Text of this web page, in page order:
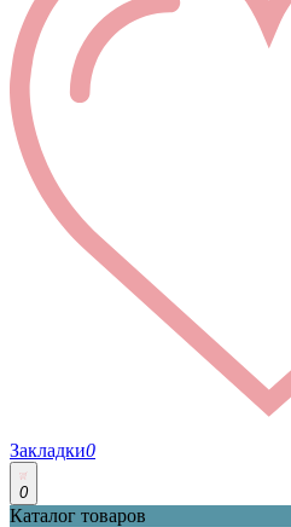
Закладки0
0
Каталог товаров